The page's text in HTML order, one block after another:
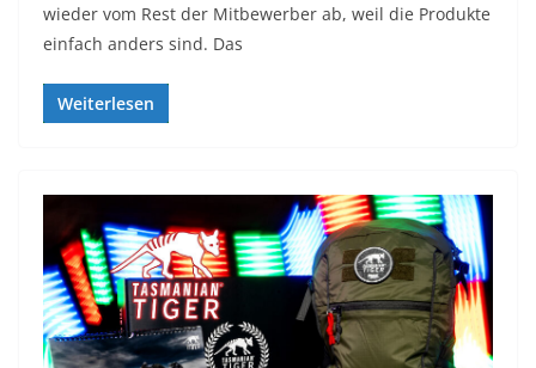
wieder vom Rest der Mitbewerber ab, weil die Produkte
einfach anders sind. Das
Weiterlesen